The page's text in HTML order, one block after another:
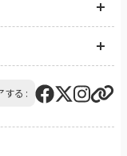
、送料は商品ごと
画面にてお届け先情
話にてご連絡くださ
料は当社負担）
する: